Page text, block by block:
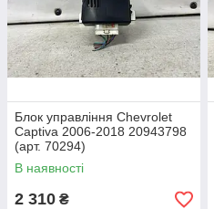
Блок управління Chevrolet
Captiva 2006-2018 20943798
(арт. 70294)
В наявності
2 310 ₴